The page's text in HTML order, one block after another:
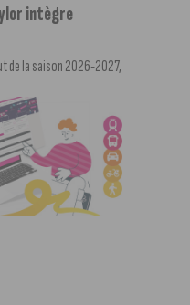
intègre
de la saison 2026-2027,